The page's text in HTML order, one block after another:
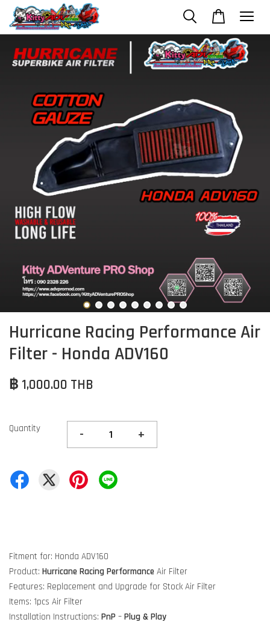
Hurricane Racing Performance Air
Filter - Honda ADV160
฿ 1,000.00 THB
Quantity - +
Fitment for: Honda ADV160
Product: Hurricane Racing Performance Air Filter
Features: Replacement and Upgrade for Stock Air Filter
Items: 1pcs Air Filter
Installation Instructions: PnP – Plug & Play